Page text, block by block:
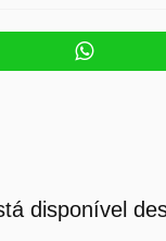
disponível